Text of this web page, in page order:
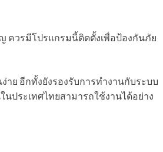
ควรมีโปรแกรมนี้ติดตั้งเพื่อป้องกันภัย
าย อีกทั้งยังรองรับการทำงานกับระบบ
ประเทศไทยสามารถใช้งานได้อย่าง